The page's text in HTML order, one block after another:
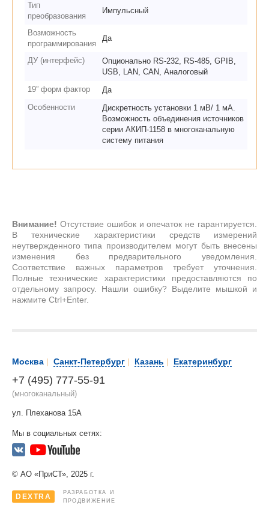
Тип
преобразования
Импульсный
Возможность
программирования
Да
ДУ (интерфейс)
Опционально RS-232, RS-485, GPIB,
USB, LAN, CAN, Аналоговый
19” форм фактор
Да
Особенности
Дискретность установки 1 мВ/ 1 мА.
Возможность объединения источников
серии АКИП-1158 в многоканальную
систему питания
Внимание! Отсутствие ошибок и опечаток не гарантируется.
В технические характеристики средств измерений
неутвержденного типа производителем могут быть внесены
изменения без предварительного уведомления.
Соответствие важных параметров требует уточнения.
Полные технические характеристики предоставляются по
отдельному запросу. Нашли ошибку? Выделите мышкой и
нажмите Ctrl+Enter.
Москва | Санкт-Петербург | Казань | Екатеринбург
+7 (495) 777-55-91
(многоканальный)
ул. Плеханова 15А
Мы в социальных сетях:
© АО «ПриСТ», 2025 г.
DEXTRA
РАЗРАБОТКА И
ПРОДВИЖЕНИЕ